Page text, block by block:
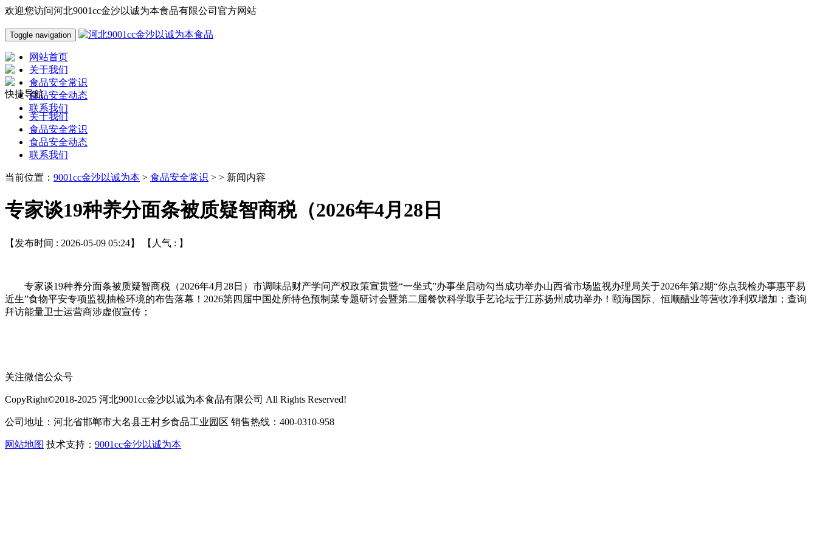
欢迎您访问河北9001cc金沙以诚为本食品有限公司官方网站
Toggle navigation
网站首页
关于我们
食品安全常识
食品安全动态
联系我们
快捷导航
关于我们
食品安全常识
食品安全动态
联系我们
当前位置： 9001cc金沙以诚为本 > 食品安全常识 > > 新闻内容
专家谈19种养分面条被质疑智商税（2026年4月28日
【发布时间 : 2026-05-09 05:24】 【人气 : 】
专家谈19种养分面条被质疑智商税（2026年4月28日）市调味品财产学问产权政策宣贯暨“一坐式”办事坐启动勾当成功举办山西省市场监视办理局关于2026年第2期“你点我检办事惠平易
近生”食物平安专项监视抽检环境的布告落幕！2026第四届中国处所特色预制菜专题研讨会暨第二届餐饮科学取手艺论坛于江苏扬州成功举办！颐海国际、恒顺醋业等营收净利双增加；查询
拜访能量卫士运营商涉虚假宣传；
关注微信公众号
CopyRight©2018-2025 河北9001cc金沙以诚为本食品有限公司 All Rights Reserved!
公司地址：河北省邯郸市大名县王村乡食品工业园区 销售热线：400-0310-958
网站地图 技术支持： 9001cc金沙以诚为本